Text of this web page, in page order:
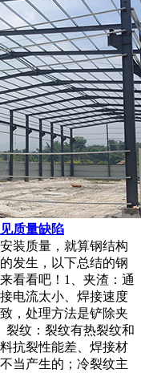
质量缺陷
装质量，就算钢结构
发生，以下总结的钢
看看吧！1、夹渣：通
电流太小、焊接速度
，处理方法是铲除夹
裂纹：裂纹有热裂纹和
抗裂性能差、焊接材
当产生的；冷裂纹主